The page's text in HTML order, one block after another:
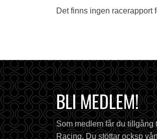
Det finns ingen racerapport
BLI MEDLEM!
Som medlem får du
Racing. Du stöttar ocksp